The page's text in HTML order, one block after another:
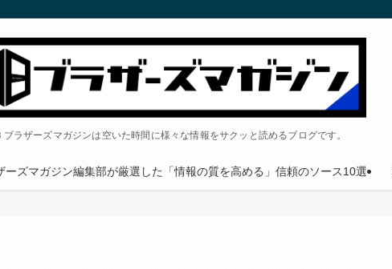
ブラザーズマガジンは空いた時間に様々な情報をサクッと読めるブログです。
ーズマガジン編集部が厳選した「情報の質を高める」信頼のソース10選